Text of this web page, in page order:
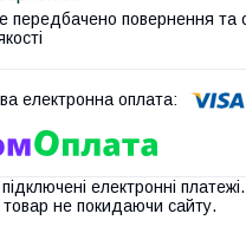
передбачено повернення та
підключені електронні
не покидаючи сайту.